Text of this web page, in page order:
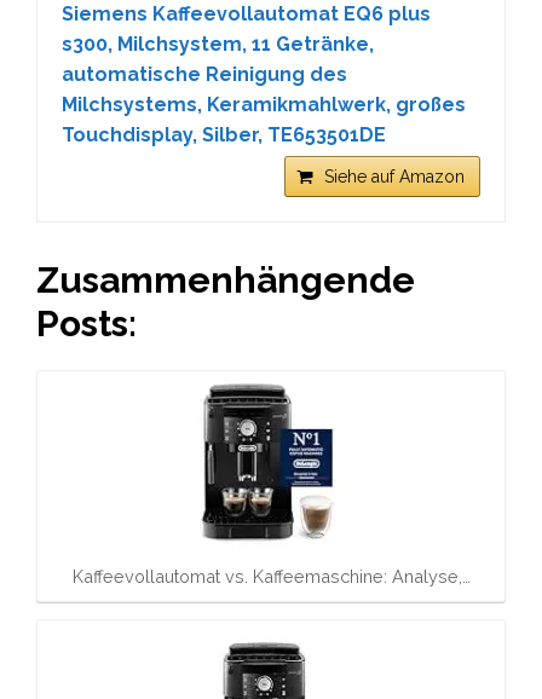
Siemens Kaffeevollautomat EQ6 plus
s300, Milchsystem, 11 Getränke,
automatische Reinigung des
Milchsystems, Keramikmahlwerk, großes
Touchdisplay, Silber, TE653501DE
Siehe auf Amazon
Zusammenhängende
Posts:
Kaffeevollautomat vs. Kaffeemaschine: Analyse,…